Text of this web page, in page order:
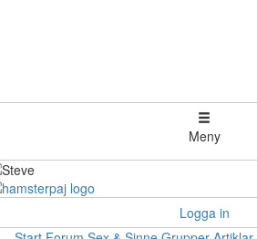
Meny
Logga in